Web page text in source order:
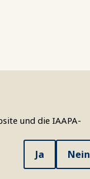
und die IAAPA-
Ja Nein